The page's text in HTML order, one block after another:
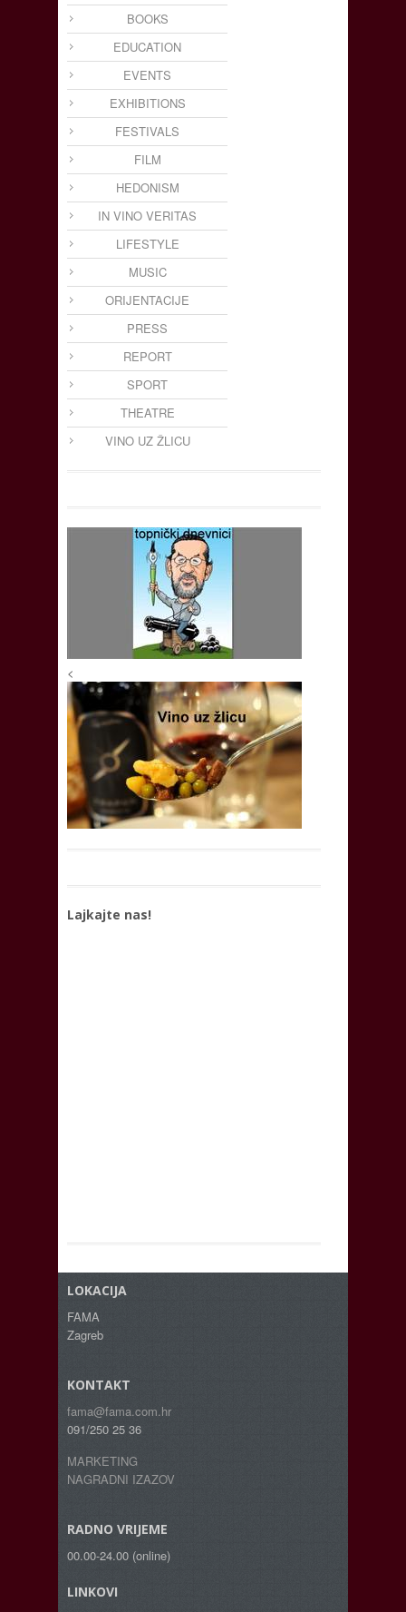
BOOKS
EDUCATION
EVENTS
EXHIBITIONS
FESTIVALS
FILM
HEDONISM
IN VINO VERITAS
LIFESTYLE
MUSIC
ORIJENTACIJE
PRESS
REPORT
SPORT
THEATRE
VINO UZ ŽLICU
<
Lajkajte nas!
LOKACIJA
FAMA
Zagreb
KONTAKT
fama@fama.com.hr
091/250 25 36
MARKETING
NAGRADNI IZAZOV
RADNO VRIJEME
00.00-24.00 (online)
LINKOVI